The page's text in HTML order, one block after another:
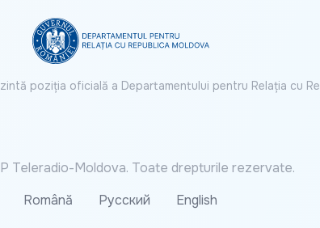
poziția oficială a Departamentului pentru Relația cu
Teleradio-Moldova. Toate drepturile rezervate.
Română
Русский English